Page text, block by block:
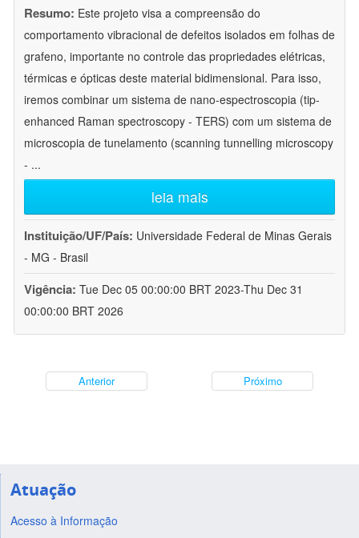
Resumo: Este projeto visa a compreensão do
comportamento vibracional de defeitos isolados em folhas de
grafeno, importante no controle das propriedades elétricas,
térmicas e ópticas deste material bidimensional. Para isso,
iremos combinar um sistema de nano-espectroscopia (tip-
enhanced Raman spectroscopy - TERS) com um sistema de
microscopia de tunelamento (scanning tunnelling microscopy
- ...
leia mais
Instituição/UF/País: Universidade Federal de Minas Gerais
- MG - Brasil
Vigência: Tue Dec 05 00:00:00 BRT 2023-Thu Dec 31
00:00:00 BRT 2026
Anterior Próximo
Atuação
Acesso à Informação